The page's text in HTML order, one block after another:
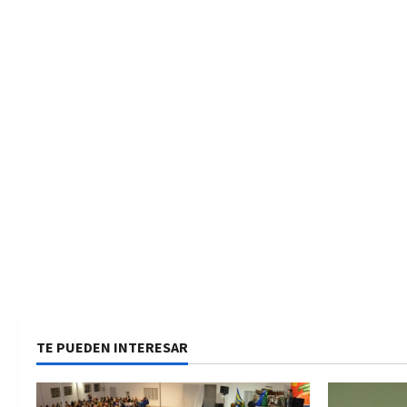
TE PUEDEN INTERESAR